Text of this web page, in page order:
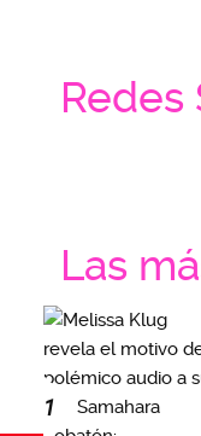
Redes
Las
1